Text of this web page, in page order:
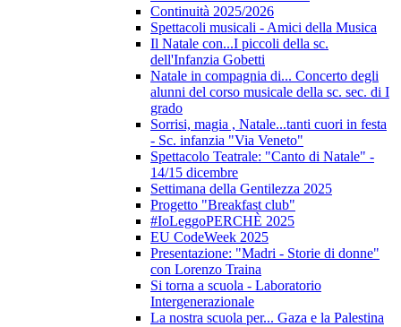
Continuità 2025/2026
Spettacoli musicali - Amici della Musica
Il Natale con...I piccoli della sc.
dell'Infanzia Gobetti
Natale in compagnia di... Concerto degli
alunni del corso musicale della sc. sec. di I
grado
Sorrisi, magia , Natale...tanti cuori in festa
- Sc. infanzia "Via Veneto"
Spettacolo Teatrale: "Canto di Natale" -
14/15 dicembre
Settimana della Gentilezza 2025
Progetto "Breakfast club"
#IoLeggoPERCHÈ 2025
EU CodeWeek 2025
Presentazione: "Madri - Storie di donne"
con Lorenzo Traina
Si torna a scuola - Laboratorio
Intergenerazionale
La nostra scuola per... Gaza e la Palestina